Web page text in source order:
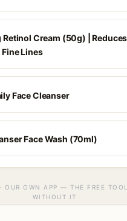
Cream (50g) | Reduces
Lines
Face Cleanser
Face Wash (70ml)
OUR OWN APP — THE FREE
WITHOUT IT